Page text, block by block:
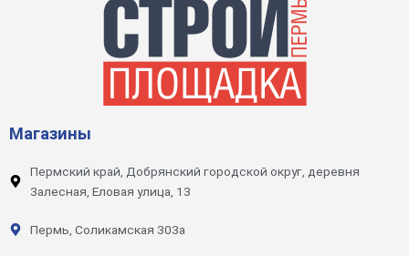
Магазины
Пермский край, Добрянский городской округ, деревня
Залесная, Еловая улица, 13
Пермь, Соликамская 303а